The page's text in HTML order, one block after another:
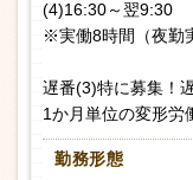
(4)16:30～翌9:30
※実働8時間（夜勤
遅番(3)特に募集！
1か月単位の変形労
勤務形態